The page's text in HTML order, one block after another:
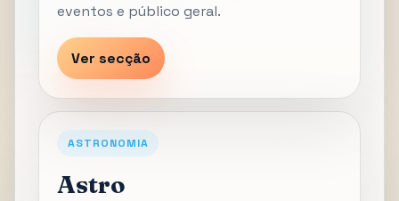
eventos e público geral.
Ver secção
ASTRONOMIA
Astro